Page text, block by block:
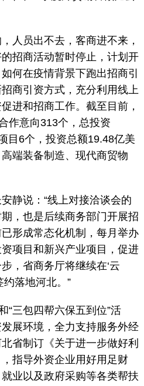
员出不去，客商进不来，
招商活动暂时停止，计划开
何在疫情背景下跑出招商引
商引资方式，充分利用线上
进和招商工作。截至目前，
作意向313个，总投资
目6个，投资总额19.48亿美
端装备制造、现代商贸物
说：“线上对接洽谈会的
，也是后续商务部门开展招
形成常态化机制，每月举办
项目和新兴产业项目，促进
，省商务厅将继续在‘云
约落地河北。”
三包四帮六保五到位”活
展环境，全力支持服务外经
省制订《关于进一步做好利
指导外资企业用好用足财
业以及政府采购等各类帮扶